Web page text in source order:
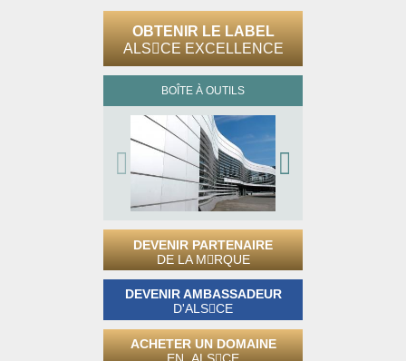
OBTENIR LE LABEL
ALS
CE EXCELLENCE
BOÎTE À OUTILS
DEVENIR PARTENAIRE
DE LA M
RQUE
DEVENIR AMBASSADEUR
D'ALS CE
ACHETER UN DOMAINE